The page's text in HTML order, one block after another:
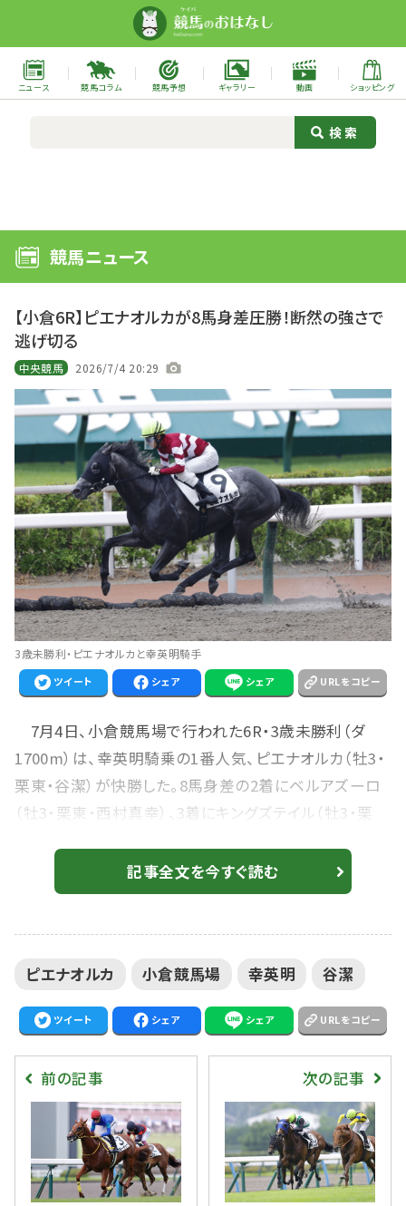
ニュース 競馬コラム 競馬予想 ギャラリー 動画 ショッピング
競馬ニュース
【小倉6R】ピエナオルカが8馬身差圧勝！断然の強さで
逃げ切る
中央競馬 2026/7/4 20:29
3歳未勝利・ピエナオルカと幸英明騎手
ツイート シェア シェア URLをコピー
7月4日、小倉競馬場で行われた6R・3歳未勝利（ダ
1700m）は、幸英明騎乗の1番人気、ピエナオルカ（牡3・
栗東・谷潔）が快勝した。8馬身差の2着にベルアズーロ
（牡3・栗東・西村真幸）、3着にキングズテイル（牡3・栗
【新馬/小倉5R】ブルーチップが鮮やかデビューV…ラブ
カンプーの仔ディーエスシンは9着 2番人気で菱田裕
エナオルカが8馬身...
記事全文を今すぐ読む
ピエナオルカ 小倉競馬場 幸英明 谷潔
ツイート シェア シェア URLをコピー
前の記事 次の記事